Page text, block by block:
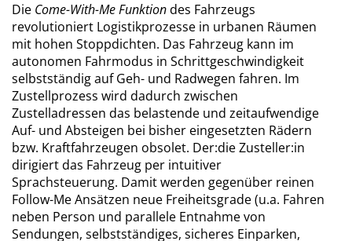
Die Come-With-Me Funktiondes Fahrzeugs
revolutioniert Logistikprozesse in urbanen Räumen
mit hohen Stoppdichten. Das Fahrzeug kann im
autonomen Fahrmodus in Schrittgeschwindigkeit
selbstständig auf Geh- und Radwegen fahren. Im
Zustellprozess wird dadurch zwischen
Zustelladressen das belastende und zeitaufwendige
Auf- und Absteigen bei bisher eingesetzten Rädern
bzw. Kraftfahrzeugen obsolet. Der:die Zusteller:in
dirigiert das Fahrzeug per intuitiver
Sprachsteuerung. Damit werden gegenüber reinen
Follow-Me Ansätzen neue Freiheitsgrade (u.a. Fahren
neben Person und parallele Entnahme von
Sendungen, selbstständiges, sicheres Einparken,